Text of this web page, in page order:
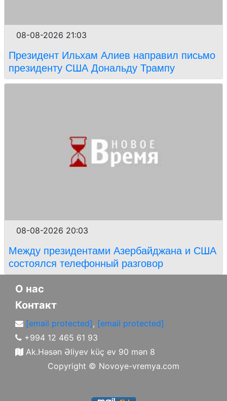
08-08-2026 21:03
Президент Ильхам Алиев направил письмо
президенту США Дональду Трампу
08-08-2026 20:03
Между президентами Азербайджана и США
состоялся телефонный разговор
О нас
Контакт
[email protected], [email protected]
+994 12 465 61 93
Ak.Həsən Əliyev küç ev 90 mən 8
Copyright © Novoye-vremya.com